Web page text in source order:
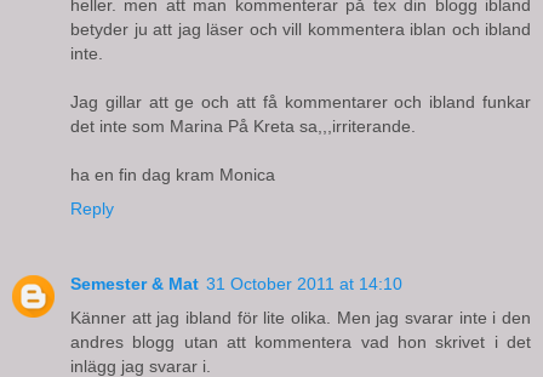
heller. men att man kommenterar på tex din blogg ibland
betyder ju att jag läser och vill kommentera iblan och ibland
inte.
Jag gillar att ge och att få kommentarer och ibland funkar
det inte som Marina På Kreta sa,,,irriterande.
ha en fin dag kram Monica
Reply
Semester & Mat 31 October 2011 at 14:10
Känner att jag ibland för lite olika. Men jag svarar inte i den
andres blogg utan att kommentera vad hon skrivet i det
inlägg jag svarar i.